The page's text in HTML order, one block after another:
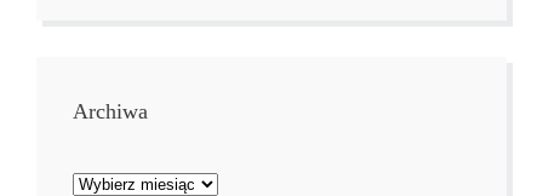
Archiwa
Archiwa